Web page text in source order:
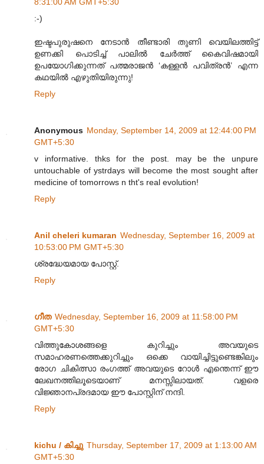
:-)
ഇഷ്ടപുരുഷനെ നേടാൻ തീണ്ടാരി തുണി വെയിലത്തിട്ട്
ഉണക്കി പൊടിച്ച് പാലിൽ ചേർത്ത് കൈവിഷമായി
ഉപയോഗിക്കുന്നത് പത്മരാജൻ ‘കള്ളൻ പവിത്രൻ’ എന്ന
കഥയിൽ എഴുതിയിരുന്നു!
Reply
Anonymous Monday, September 14, 2009 at 12:44:00 PM
GMT+5:30
v informative. thks for the post. may be the unpure
untouchable of ystrdays will become the most sought after
medicine of tomorrows n tht's real evolution!
Reply
Anil cheleri kumaran Wednesday, September 16, 2009 at
10:53:00 PM GMT+5:30
ശ്രദ്ധേയമായ പോസ്റ്റ്.
Reply
ഗീത Wednesday, September 16, 2009 at 11:58:00 PM
GMT+5:30
വിത്തുകോശങ്ങളെ കുറിച്ചും അവയുടെ
സമാഹരണത്തെക്കുറിച്ചും ഒക്കെ വായിച്ചിട്ടുണ്ടെങ്കിലും
രോഗ ചികിത്സാ രംഗത്ത് അവയുടെ റോള്‍ എന്തെന്ന് ഈ
ലേഖനത്തിലൂടെയാണ് മനസ്സിലായത്. വളരെ
വിജ്ഞാനപ്രദമായ ഈ പോസ്റ്റിന് നന്ദി.
Reply
kichu / കിച്ചു Thursday, September 17, 2009 at 1:13:00 AM
GMT+5:30